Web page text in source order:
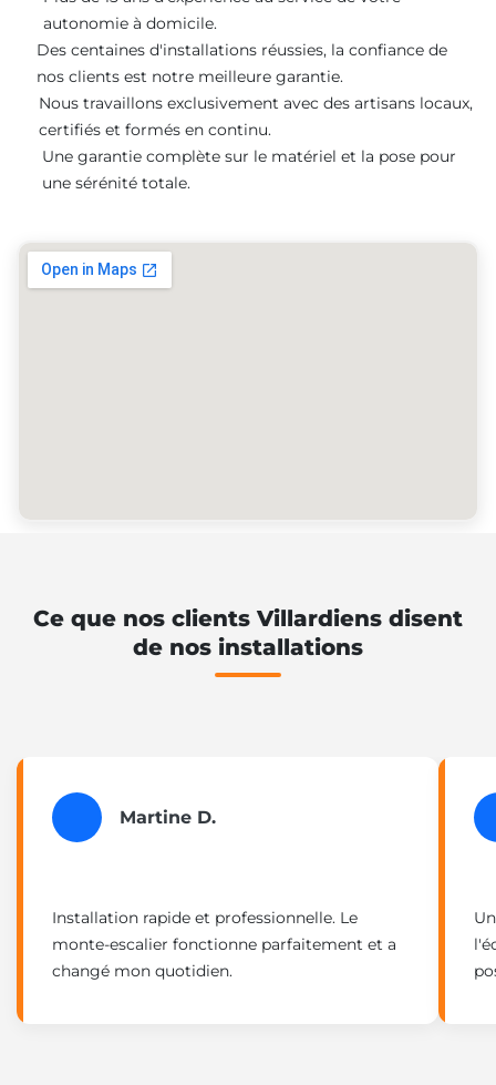
autonomie à domicile.
Des centaines d'installations réussies, la confiance de
nos clients est notre meilleure garantie.
Nous travaillons exclusivement avec des artisans locaux,
certifiés et formés en continu.
Une garantie complète sur le matériel et la pose pour
une sérénité totale.
Ce que nos clients Villardiens disent
de nos installations
Martine D.
Installation rapide et professionnelle. Le
monte-escalier fonctionne parfaitement et a
changé mon quotidien.